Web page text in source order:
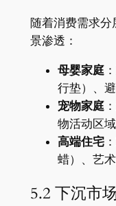
随着消费需求
景渗透：
​母婴家庭​
行垫）、
​宠物家庭​
物活动区域
​高端住宅​
蜡）、艺
5.2 下沉市